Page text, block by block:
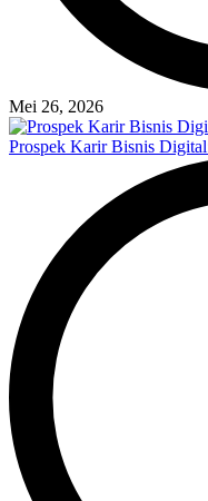
Mei 26, 2026
Prospek Karir Bisnis